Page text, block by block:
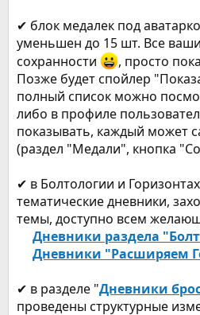
✔ блок медалек под
уменьшен до 15 шт. Все
сохранности
, просто
Позже будет спойлер
полный список можно
либо в профиле
показывать, каждый может
(раздел "Медали", кнопка
✔ в Болтологии и
тематические дневники,
темы, доступно всем
Дневники раздела
Дневники "Расширяем
✔ в разделе "Дневники
проведены структурные